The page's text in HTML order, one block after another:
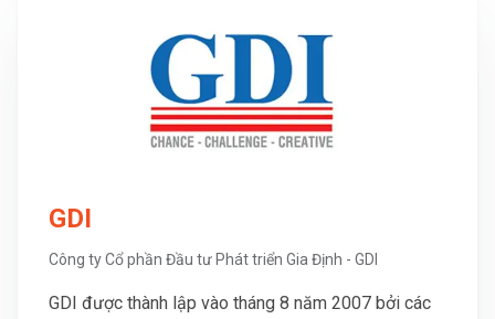
GDI
Công ty Cổ phần Đầu tư Phát triển Gia Định - GDI
GDI được thành lập vào tháng 8 năm 2007 bởi các